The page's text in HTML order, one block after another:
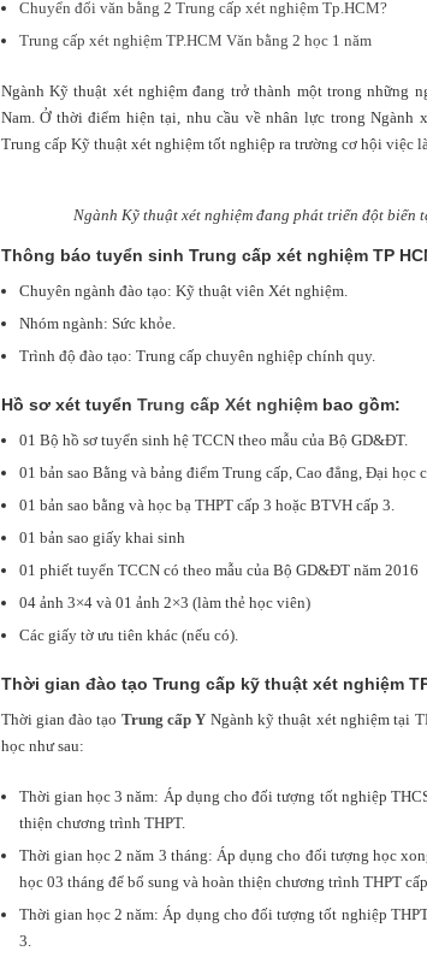
Chuyển đổi văn bằng 2 Trung cấp xét nghiệm Tp.HCM?
Trung cấp xét nghiệm TP.HCM Văn bằng 2 học 1 năm
Ngành Kỹ thuật xét nghiệm đang trở thành một trong những
Nam. Ở thời điểm hiện tại, nhu cầu về nhân lực trong Ngành
Trung cấp Kỹ thuật xét nghiệm tốt nghiệp ra trường cơ hội việc
Ngành Kỹ thuật xét nghiệm đang phát triển đột biến
Thông báo tuyển sinh Trung cấp xét nghiệm TP
Chuyên ngành đào tạo: Kỹ thuật viên Xét nghiệm.
Nhóm ngành: Sức khỏe.
Trình độ đào tạo: Trung cấp chuyên nghiệp chính quy.
Hồ sơ xét tuyển Trung cấp Xét nghiệmbao gồm:
01 Bộ hồ sơ tuyển sinh hệ TCCN theo mẫu của Bộ GD&ĐT.
01 bản sao Bằng và bảng điểm Trung cấp, Cao đẳng, Đại học
01 bản sao bằng và học bạ THPT cấp 3 hoặc BTVH cấp 3.
01 bản sao giấy khai sinh
01 phiết tuyển TCCN có theo mẫu của Bộ GD&ĐT năm 2016
04 ảnh 3×4 và 01 ảnh 2×3 (làm thẻ học viên)
Các giấy tờ ưu tiên khác (nếu có).
Thời gian đào tạo Trung cấp kỹ thuật xét nghiệm
Thời gian đào tạo Trung cấp Y Ngành kỹ thuật xét nghiệm tại
học như sau:
Thời gian học 3 năm: Áp dụng cho đối tượng tốt nghiệp
thiện chương trình THPT.
Thời gian học 2 năm 3 tháng: Áp dụng cho đối tượng học
học 03 tháng để bổ sung và hoàn thiện chương trình THPT
Thời gian học 2 năm: Áp dụng cho đối tượng tốt nghiệp
3.